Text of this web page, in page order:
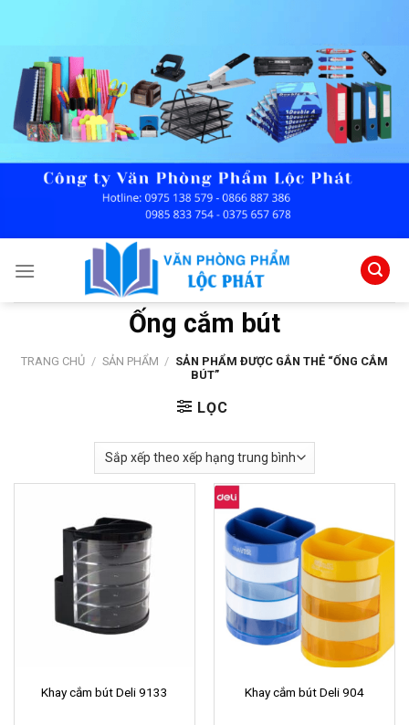
content
Ống cắm bút
TRANG CHỦ / SẢN PHẨM / SẢN PHẨM ĐƯỢC GẮN THẺ “ỐNG CẮM
BÚT”
LỌC
Khay cắm bút Deli 9133 Khay cắm bút Deli 904